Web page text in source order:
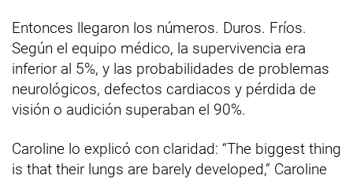
Entonces llegaron los números. Duros. Fríos.
Según el equipo médico, la supervivencia era
inferior al 5%, y las probabilidades de problemas
neurológicos, defectos cardiacos y pérdida de
visión o audición superaban el 90%.
Caroline lo explicó con claridad: “The biggest thing
is that their lungs are barely developed,” Caroline